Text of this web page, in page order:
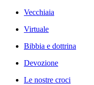
Vecchiaia
Virtuale
Bibbia e dottrina
Devozione
Le nostre croci